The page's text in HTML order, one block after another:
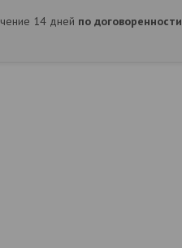
14 дней по договоренности